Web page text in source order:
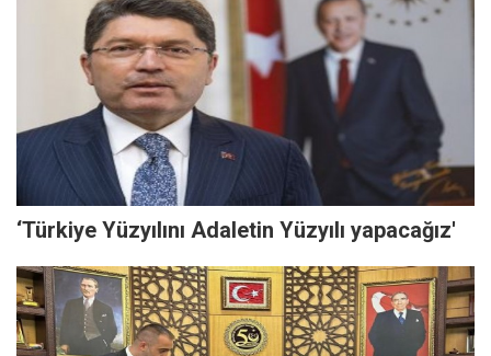
‘Türkiye Yüzyılını Adaletin Yüzyılı yapacağız'